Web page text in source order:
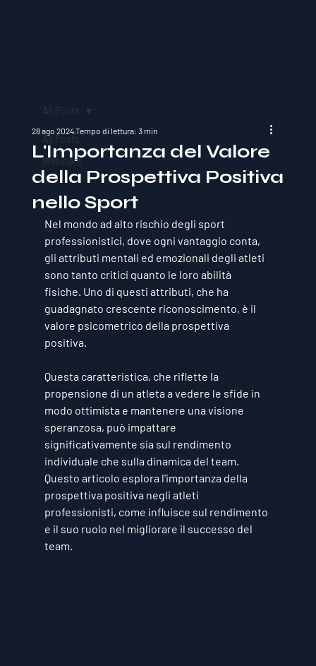
All Posts
Webinars
All Posts
L'Importanza del Valore
della Prospettiva Positiva
nello Sport
28 ago 2024Tempo di lettura: 3 min
Nel mondo ad alto rischio degli sport
professionistici, dove ogni vantaggio conta,
gli attributi mentali ed emozionali degli atleti
sono tanto critici quanto le loro abilità
fisiche. Uno di questi attributi, che ha
guadagnato crescente riconoscimento, è il
valore psicometrico della prospettiva
positiva.
Questa caratteristica, che riflette la
propensione di un atleta a vedere le sfide in
modo ottimista e mantenere una visione
speranzosa, può impattare
significativamente sia sul rendimento
individuale che sulla dinamica del team.
Questo articolo esplora l'importanza della
prospettiva positiva negli atleti
professionisti, come influisce sul rendimento
e il suo ruolo nel migliorare il successo del
team.